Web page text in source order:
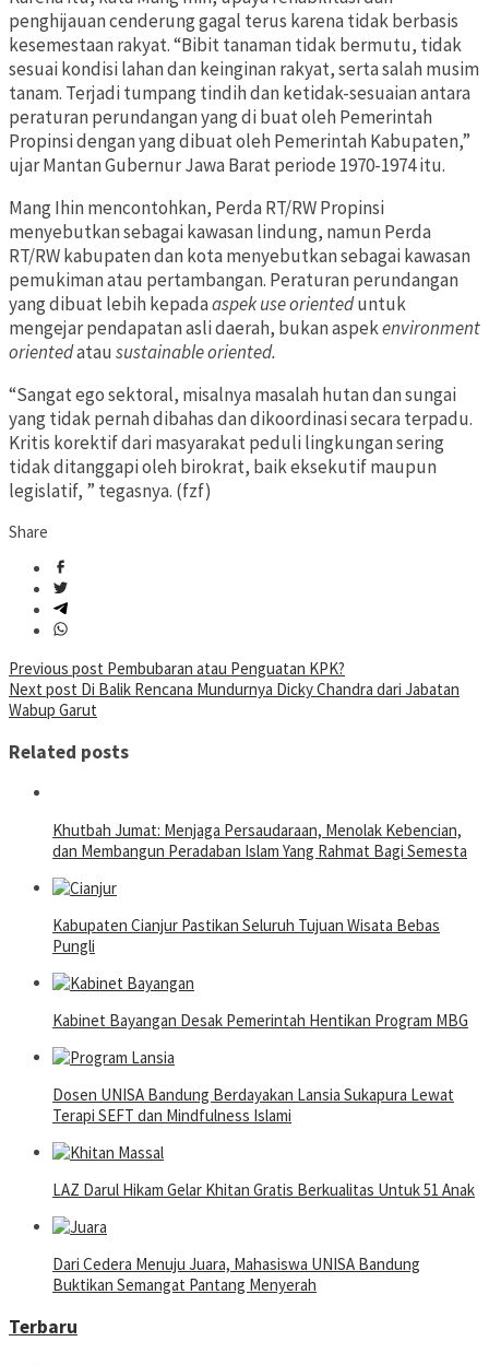
penghijauan cenderung gagal terus karena tidak berbasis
kesemestaan rakyat. “Bibit tanaman tidak bermutu, tidak
sesuai kondisi lahan dan keinginan rakyat, serta salah musim
tanam. Terjadi tumpang tindih dan ketidak-sesuaian antara
peraturan perundangan yang di buat oleh Pemerintah
Propinsi dengan yang dibuat oleh Pemerintah Kabupaten,”
ujar Mantan Gubernur Jawa Barat periode 1970-1974 itu.
Mang Ihin mencontohkan, Perda RT/RW Propinsi
menyebutkan sebagai kawasan lindung, namun Perda
RT/RW kabupaten dan kota menyebutkan sebagai kawasan
pemukiman atau pertambangan. Peraturan perundangan
yang dibuat lebih kepadaaspek use orienteduntuk
mengejar pendapatan asli daerah, bukan aspekenvironment
orientedatausustainable oriented.
“Sangat ego sektoral, misalnya masalah hutan dan sungai
yang tidak pernah dibahas dan dikoordinasi secara terpadu.
Kritis korektif dari masyarakat peduli lingkungan sering
tidak ditanggapi oleh birokrat, baik eksekutif maupun
legislatif, ” tegasnya. (fzf)
Share
Post
navigation
Previous post Pembubaran atau Penguatan KPK?
Next post Di Balik Rencana Mundurnya Dicky Chandra dari Jabatan
Wabup Garut
Related posts
Khutbah Jumat: Menjaga Persaudaraan, Menolak Kebencian,
dan Membangun Peradaban Islam Yang Rahmat Bagi Semesta
Kabupaten Cianjur Pastikan Seluruh Tujuan Wisata Bebas
Pungli
Kabinet Bayangan Desak Pemerintah Hentikan Program MBG
Dosen UNISA Bandung Berdayakan Lansia Sukapura Lewat
Terapi SEFT dan Mindfulness Islami
LAZ Darul Hikam Gelar Khitan Gratis Berkualitas Untuk 51 Anak
Dari Cedera Menuju Juara, Mahasiswa UNISA Bandung
Buktikan Semangat Pantang Menyerah
Terbaru